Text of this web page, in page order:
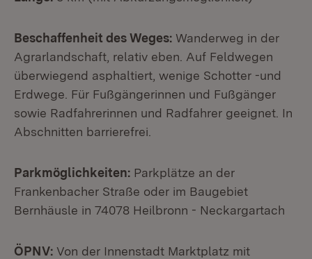
Beschaffenheit des Weges: Wanderweg in der
Agrarlandschaft, relativ eben. Auf Feldwegen
überwiegend asphaltiert, wenige Schotter -und
Erdwege. Für Fußgängerinnen und Fußgänger
sowie Radfahrerinnen und Radfahrer geeignet. In
Abschnitten barrierefrei.
Parkmöglichkeiten: Parkplätze an der
Frankenbacher Straße oder im Baugebiet
Bernhäusle in 74078 Heilbronn - Neckargartach
ÖPNV: Von der Innenstadt Marktplatz mit